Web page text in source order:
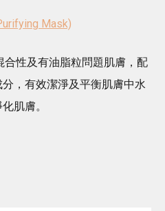
Mask)
性及有油脂粒問題肌膚，配
，有效潔淨及平衡肌膚中水
肌膚。